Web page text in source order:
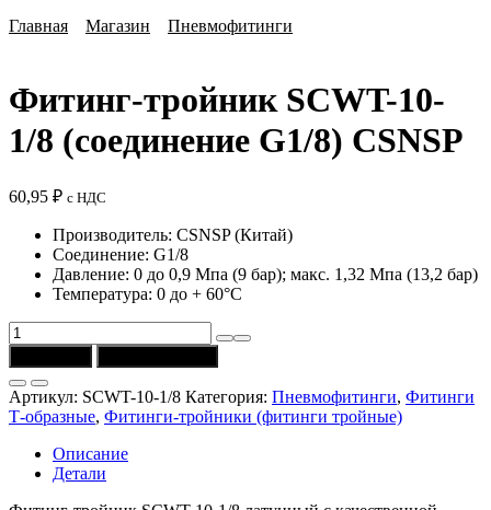
Главная Магазин Пневмофитинги
Фитинг-тройник SCWT-10-
1/8 (соединение G1/8) CSNSP
60,95 ₽ с НДС
Производитель: CSNSP (Китай)
Соединение: G1/8
Давление: 0 до 0,9 Мпа (9 бар); макс. 1,32 Мпа (13,2 бар)
Температура: 0 до + 60°C
Количество
товара
Фитинг-
тройник
SCWT-
10-
(соединение
Артикул: SCWT-10-1/8 Категория: Пневмофитинги, Фитинги
Т-образные, Фитинги-тройники (фитинги тройные)
Описание
Детали